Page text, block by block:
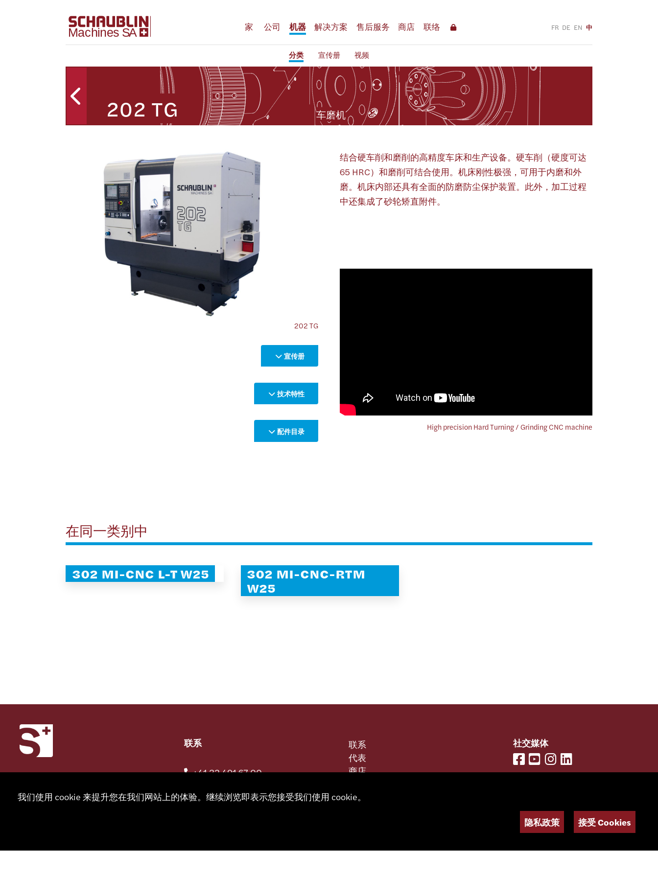
家 公司 机器 解决方案 售后服务 商店 联络 FR DE EN 中
分类 宣传册 视频
202 TG 车磨机
202 TG
宣传册
技术特性
配件目录
结合硬车削和磨削的高精度车床和生产设备。硬车削（硬度可达
65 HRC）和磨削可结合使用。机床刚性极强，可用于内磨和外
磨。机床内部还具有全面的防磨防尘保护装置。此外，加工过程
中还集成了砂轮矫直附件。
High precision Hard Turning / Grinding CNC machine
在同一类别中
302 MI-CNC L-T W25
302 MI-CNC-RTM
W25
联系
+41 32 491 67 00
info@smsa.ch
联系
代表
商店
社交媒体
我们使用 cookie 来提升您在我们网站上的体验。继续浏览即表示您接受我们使用 cookie。
隐私政策 接受 Cookies